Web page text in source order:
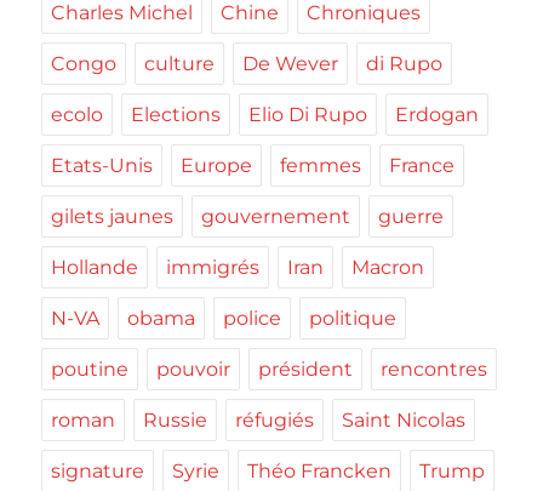
Charles Michel Chine Chroniques
Congo culture De Wever di Rupo
ecolo Elections Elio Di Rupo Erdogan
Etats-Unis Europe femmes France
gilets jaunes gouvernement guerre
Hollande immigrés Iran Macron
N-VA obama police politique
poutine pouvoir président rencontres
roman Russie réfugiés Saint Nicolas
signature Syrie Théo Francken Trump